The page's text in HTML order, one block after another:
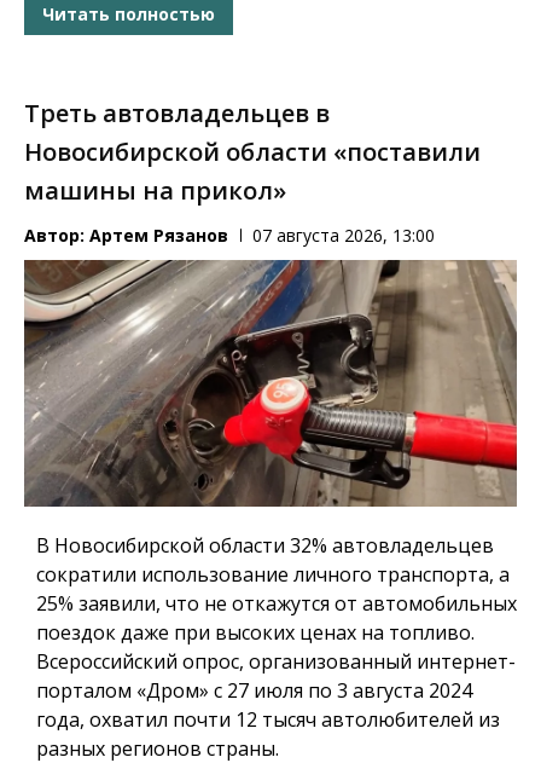
Читать полностью
Треть автовладельцев в
Новосибирской области «поставили
машины на прикол»
Автор: Артем Рязанов 07 августа 2026, 13:00
В Новосибирской области 32% автовладельцев
сократили использование личного транспорта, а
25% заявили, что не откажутся от автомобильных
поездок даже при высоких ценах на топливо.
Всероссийский опрос, организованный интернет-
порталом «Дром» с 27 июля по 3 августа 2024
года, охватил почти 12 тысяч автолюбителей из
разных регионов страны.